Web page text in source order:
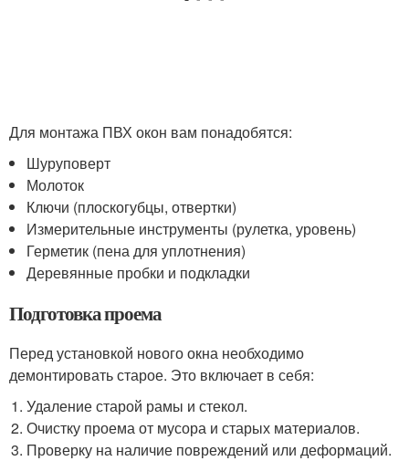
Для монтажа ПВХ окон вам понадобятся:
Шуруповерт
Молоток
Ключи (плоскогубцы, отвертки)
Измерительные инструменты (рулетка, уровень)
Герметик (пена для уплотнения)
Деревянные пробки и подкладки
Подготовка проема
Перед установкой нового окна необходимо
демонтировать старое. Это включает в себя:
Удаление старой рамы и стекол.
Очистку проема от мусора и старых материалов.
Проверку на наличие повреждений или деформаций.